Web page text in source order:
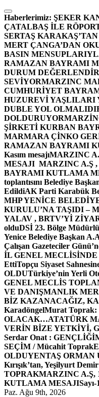
İçeriğe
atla
Haberlerimiz: ŞEKER
ÇATALBAŞ İLE
SERTAŞ
MERT ÇANGA’DAN
BASIN
RAMAZAN BAYRAMI
DURUM
SEVİYORMARZINC
CUMHURİYET
HUZUREVİ YAŞLILARI
DUBLE YOL
DOLDURUYOR
ŞİRKETİ KURBAN
MARMARA ÇİNKO
RAMAZAN BAYRAMI
Kasım mesajıMARZINC
MESAJI MARZINC A.Ş
BAYRAMI KUTLAMA
toplantısını Belediye
EdildiAK Parti Karabük
MHP YENİCE
KURULU’NA TAŞIDI –
YALAV , BRTV’Yİ
olduDSİ 23. Bölge
Yenice Belediye Başkan
Çalışan Gazeteciler
İL GENEL
EttiTopçu Siyaset
OLDUTürkiye’nin Yerli
GENEL MECLİS
VE DANIŞMANLIK
BİZ KAZANACAĞIZ,
KaradöngelMurat
OLACAK…ATATÜRK
VERİN BİZE YETKİYİ,
Serdar Onat :
SEÇİM / Mücahit Toprak
OLDUYENTAŞ ORMAN
Kırışık’tan, Yeşilyurt
TOPRAKMARZINC A.Ş,
KUTLAMA MESAJISayı-
Paz. Ağu 9th, 2026